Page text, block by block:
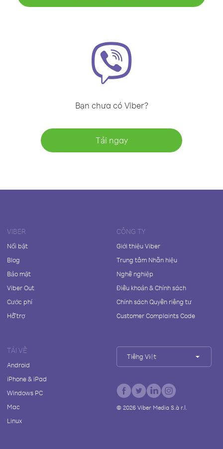
Bạn chưa có Viber?
Tải ngay
VIBER
Nổi bật
Blog
Bảo mật
Viber Out
Cước phí
Hỗ trợ
CÔNG TY
Giới thiệu Viber
Trung tâm Nhãn hiệu
Nghề nghiệp
Điều khoản & Chính sách
Chính sách Quyền riêng tư
Customer Complaints Code
TẢI VỀ
Android
iPhone & iPad
Windows PC
Mac
Linux
Tiếng Việt
© 2026Viber Media S.à r.l.